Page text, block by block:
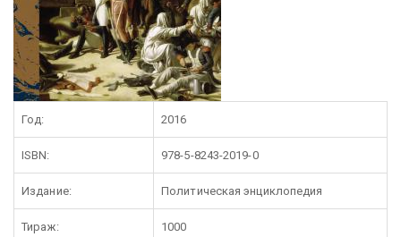
Год: 2016
ISBN: 978-5-8243-2019-0
Издание: Политическая энциклопедия
Тираж: 1000